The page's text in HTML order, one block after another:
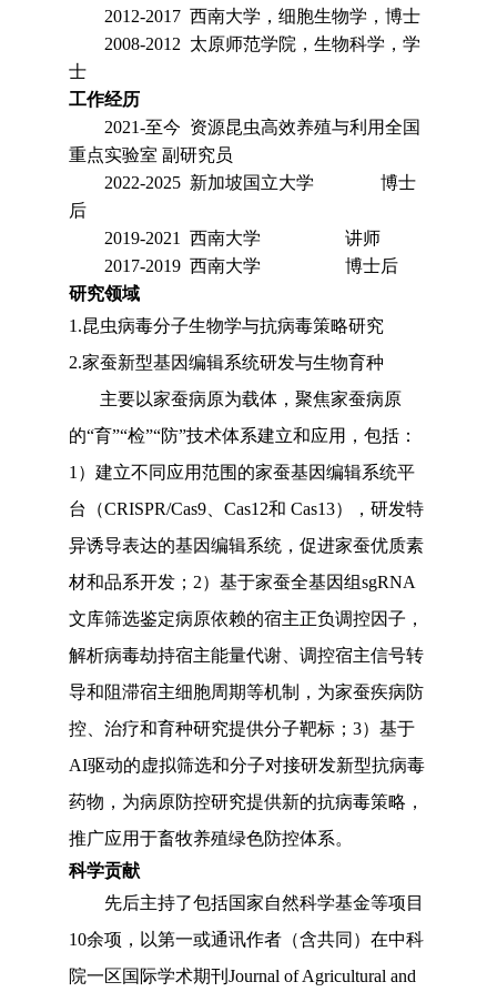
2012-2017 西南大学，细胞生物学，博士
2008-2012 太原师范学院，生物科学，学
士
工作经历
2021-至今 资源昆虫高效养殖与利用全国
重点实验室 副研究员
2022-2025 新加坡国立大学 博士
后
2019-2021 西南大学 讲师
2017-2019 西南大学 博士后
研究领域
1.昆虫病毒分子生物学与抗病毒策略研究
2.家蚕新型基因编辑系统研发与生物育种
主要以家蚕病原为载体，聚焦家蚕病原
的“育”“检”“防”技术体系建立和应用，包括：
1）建立不同应用范围的家蚕基因编辑系统平
台（CRISPR/Cas9、Cas12和 Cas13），研发特
异诱导表达的基因编辑系统，促进家蚕优质素
材和品系开发；2）基于家蚕全基因组sgRNA
文库筛选鉴定病原依赖的宿主正负调控因子，
解析病毒劫持宿主能量代谢、调控宿主信号转
导和阻滞宿主细胞周期等机制，为家蚕疾病防
控、治疗和育种研究提供分子靶标；3）基于
AI驱动的虚拟筛选和分子对接研发新型抗病毒
药物，为病原防控研究提供新的抗病毒策略，
推广应用于畜牧养殖绿色防控体系。
科学贡献
先后主持了包括国家自然科学基金等项目
10余项，以第一或通讯作者（含共同）在中科
院一区国际学术期刊Journal of Agricultural and